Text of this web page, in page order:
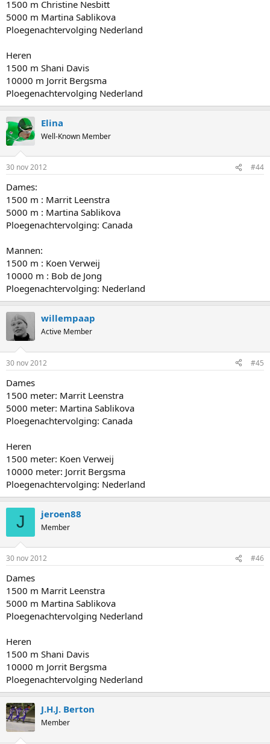
1500 m Christine Nesbitt
5000 m Martina Sablikova
Ploegenachtervolging Nederland
Heren
1500 m Shani Davis
10000 m Jorrit Bergsma
Ploegenachtervolging Nederland
Elina
Well-Known Member
30 nov 2012 #44
Dames:
1500 m : Marrit Leenstra
5000 m : Martina Sablikova
Ploegenachtervolging: Canada
Mannen:
1500 m : Koen Verweij
10000 m : Bob de Jong
Ploegenachtervolging: Nederland
willempaap
Active Member
30 nov 2012 #45
Dames
1500 meter: Marrit Leenstra
5000 meter: Martina Sablikova
Ploegenachtervolging: Canada
Heren
1500 meter: Koen Verweij
10000 meter: Jorrit Bergsma
Ploegenachtervolging: Nederland
J jeroen88
Member
30 nov 2012 #46
Dames
1500 m Marrit Leenstra
5000 m Martina Sablikova
Ploegenachtervolging Nederland
Heren
1500 m Shani Davis
10000 m Jorrit Bergsma
Ploegenachtervolging Nederland
J.H.J. Berton
Member